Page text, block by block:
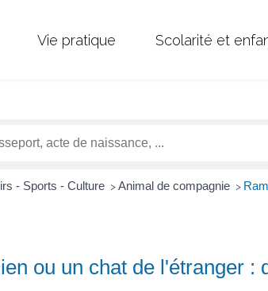
Vie pratique Scolarité et
- Sports - Culture > Animal de compagnie >
ou un chat de l'étranger :